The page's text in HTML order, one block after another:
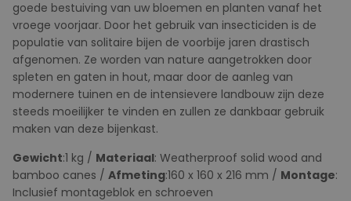
goede bestuiving van uw bloemen en planten vanaf het
vroege voorjaar. Door het gebruik van insecticiden is de
populatie van solitaire bijen de voorbije jaren drastisch
afgenomen. Ze worden van nature aangetrokken door
spleten en gaten in hout, maar door de aanleg van
modernere tuinen en de intensievere landbouw zijn deze
steeds moeilijker te vinden en zullen ze dankbaar gebruik
maken van deze bijenkast.
Gewicht:1 kg / Materiaal: Weatherproof solid wood and
bamboo canes / Afmeting:160 x 160 x 216 mm / Montage:
Inclusief montageblok en schroeven